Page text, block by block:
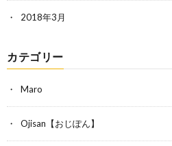
2018年3月
カテゴリー
Maro
Ojisan【おじぽん】